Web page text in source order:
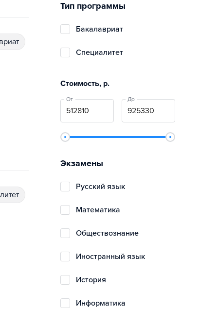
Тип программы
бакалавриат
специалитет
Стоимость, р.
От До
Экзамены
русский язык
математика
обществознание
иностранный язык
история
информатика